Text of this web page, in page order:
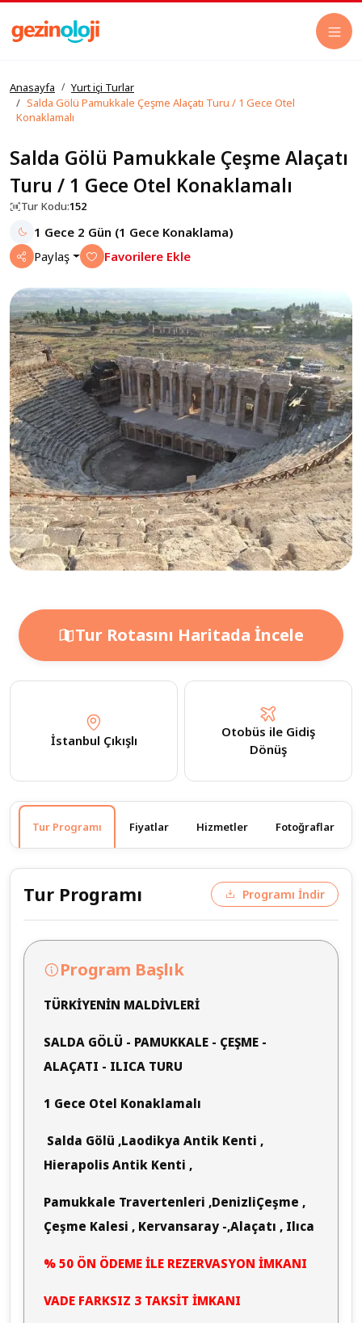
Anasayfa
Yurt içi Turlar
Salda Gölü Pamukkale Çeşme Alaçatı Turu / 1 Gece Otel
Konaklamalı
Salda Gölü Pamukkale Çeşme Alaçatı
Turu / 1 Gece Otel Konaklamalı
Tur Kodu:152
1 Gece 2 Gün (1 Gece Konaklama)
Paylaş
Favorilere Ekle
Tur Rotasını Haritada İncele
İstanbul Çıkışlı
Otobüs ile Gidiş
Dönüş
Tur Programı Fiyatlar Hizmetler Fotoğraflar
Tur Programı Programı İndir
Program Başlık
TÜRKİYENİN MALDİVLERİ
SALDA GÖLÜ - PAMUKKALE - ÇEŞME -
ALAÇATI - ILICA TURU
1 Gece Otel Konaklamalı
Salda Gölü ,Laodikya Antik Kenti ,
Hierapolis Antik Kenti ,
Pamukkale Travertenleri ,DenizliÇeşme ,
Çeşme Kalesi , Kervansaray -,Alaçatı , Ilıca
% 50 ÖN ÖDEME İLE REZERVASYON İMKANI
VADE FARKSIZ 3 TAKSİT İMKANI